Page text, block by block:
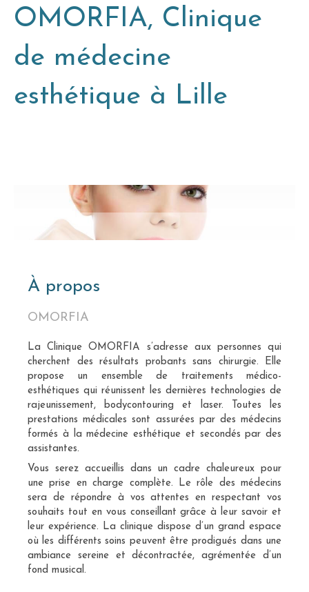
OMORFIA, Clinique
de médecine
esthétique à Lille
À propos
OMORFIA
La Clinique OMORFIA s’adresse aux personnes qui
cherchent des résultats probants sans chirurgie. Elle
propose un ensemble de traitements médico-
esthétiques qui réunissent les dernières technologies de
rajeunissement, bodycontouring et laser. Toutes les
prestations médicales sont assurées par des médecins
formés à la médecine esthétique et secondés par des
assistantes.
Vous serez accueillis dans un cadre chaleureux pour
une prise en charge complète. Le rôle des médecins
sera de répondre à vos attentes en respectant vos
souhaits tout en vous conseillant grâce à leur savoir et
leur expérience. La clinique dispose d’un grand espace
où les différents soins peuvent être prodigués dans une
ambiance sereine et décontractée, agrémentée d’un
fond musical.